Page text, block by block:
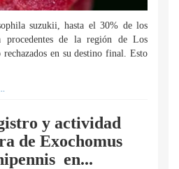
suzukii, hasta el 30% de los
procedentes de la región de Los
rechazados en su destino final. Esto
y actividad
de Exochomus
en...